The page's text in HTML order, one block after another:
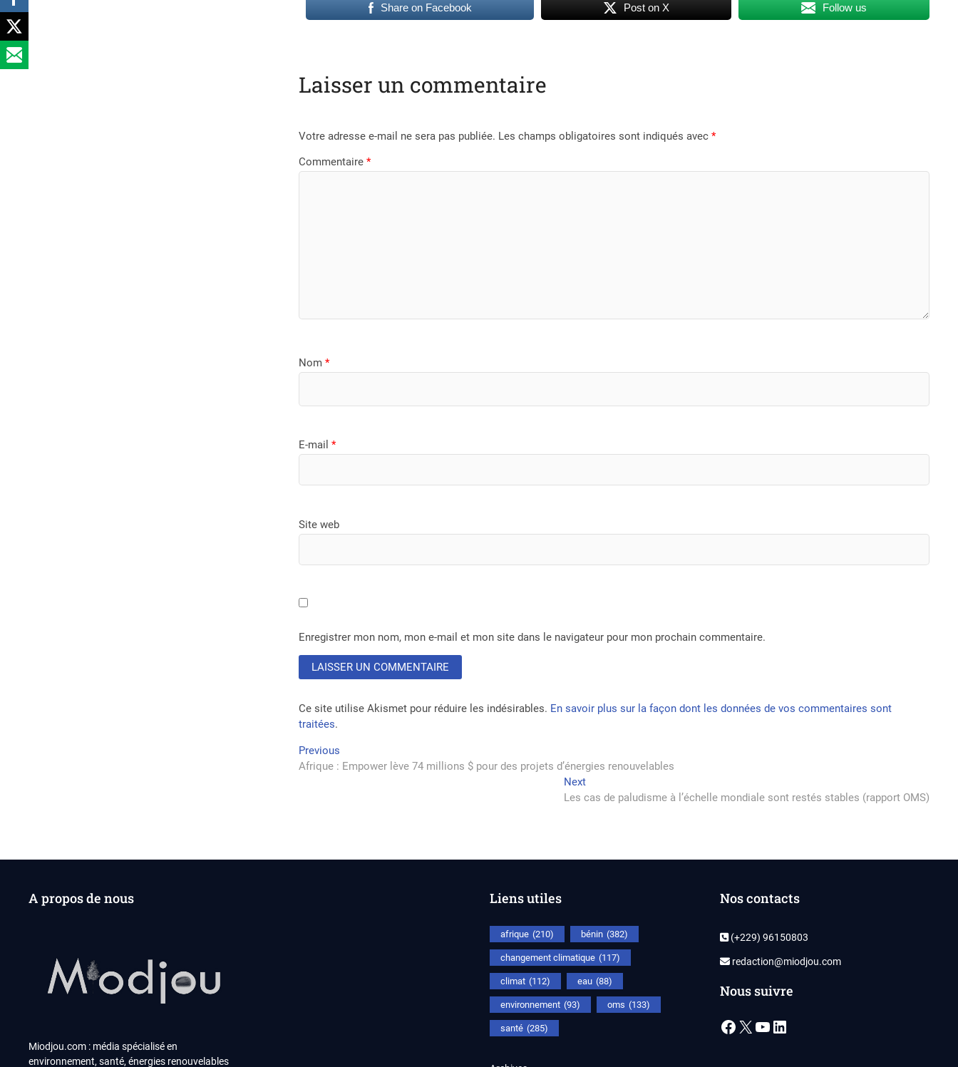
Share on Facebook Post on X Follow us
Laisser un commentaire
Votre adresse e-mail ne sera pas publiée. Les champs obligatoires sont indiqués avec*
Commentaire*
Nom*
E-mail*
Site web
Enregistrer mon nom, mon e-mail et mon site dans le navigateur pour mon prochain commentaire.
Ce site utilise Akismet pour réduire les indésirables. En savoir plus sur la façon dont les données de vos commentaires sont
traitées.
Navigation
de
Previous
post:
Afrique : Empower lève 74 millions $ pour des projets d’énergies renouvelables
NextNext
post:
Les cas de paludisme à l’échelle mondiale sont restés stables (rapport OMS)
A propos de nous
Miodjou.com : média spécialisé en
environnement, santé, énergies renouvelables
Liens utiles
afrique (210) bénin (382)
changement climatique (117)
climat (112) eau (88)
environnement (93) oms (133)
santé (285)
Nos contacts
(+229) 96150803
redaction@miodjou.com
Nous suivre
Facebook
X YouTube
LinkedIn